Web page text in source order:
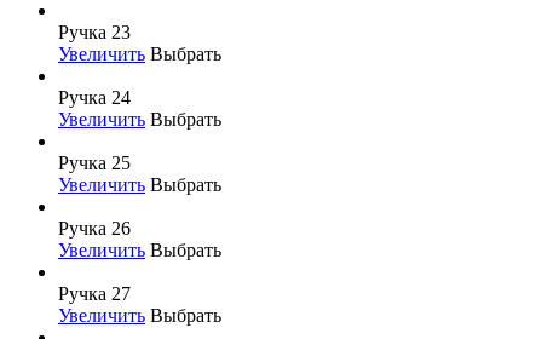
Ручка 23
Увеличить Выбрать
Ручка 24
Увеличить Выбрать
Ручка 25
Увеличить Выбрать
Ручка 26
Увеличить Выбрать
Ручка 27
Увеличить Выбрать